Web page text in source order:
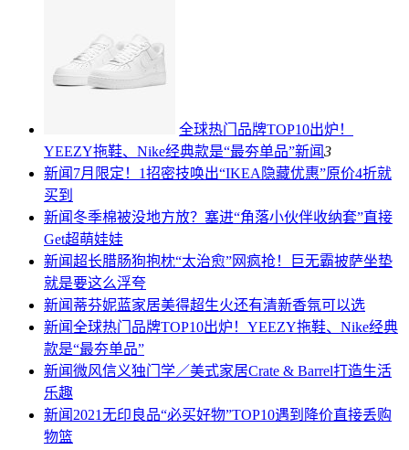
全球热门品牌TOP10出炉！
YEEZY拖鞋、Nike经典款是“最夯单品”新闻3
新闻 7月限定！1招密技唤出“IKEA隐藏优惠”原价4折就
买到
新闻 冬季棉被没地方放？塞进“角落小伙伴收纳套”直接
Get超萌娃娃
新闻超长腊肠狗抱枕“太治愈”网疯抢！巨无霸披萨坐垫
就是要这么浮夸
新闻 蒂芬妮蓝家居美得超生火还有清新香氛可以选
新闻全球热门品牌TOP10出炉！YEEZY拖鞋、Nike经典
款是“最夯单品”
新闻微风信义独门学／美式家居Crate & Barrel打造生活
乐趣
新闻 2021无印良品“必买好物”TOP10遇到降价直接丢购
物篮